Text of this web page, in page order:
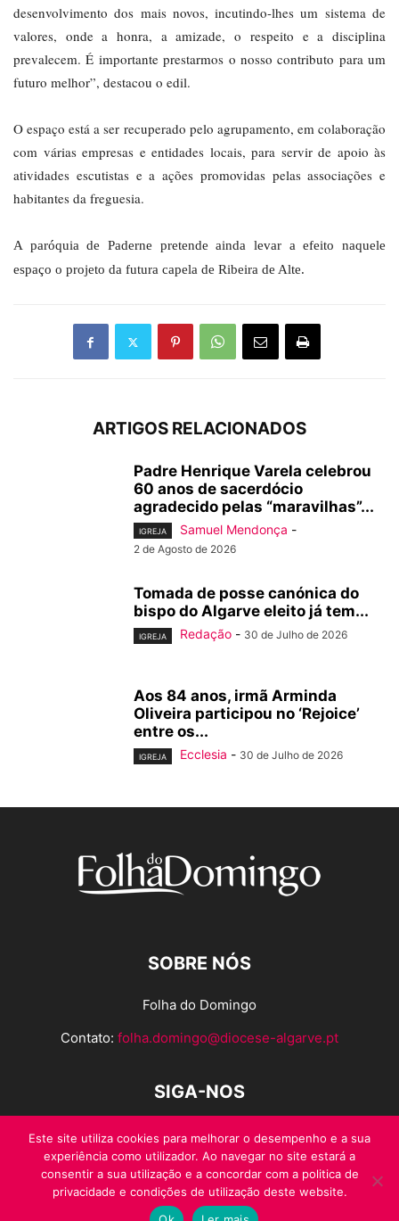
desenvolvimento dos mais novos, incutindo-lhes um sistema de
valores, onde a honra, a amizade, o respeito e a disciplina
prevalecem. É importante prestarmos o nosso contributo para um
futuro melhor”, destacou o edil.
O espaço está a ser recuperado pelo agrupamento, em colaboração
com várias empresas e entidades locais, para servir de apoio às
atividades escutistas e a ações promovidas pelas associações e
habitantes da freguesia.
A paróquia de Paderne pretende ainda levar a efeito naquele
espaço o projeto da futura capela de Ribeira de Alte.
ARTIGOS RELACIONADOS
Padre Henrique Varela celebrou
60 anos de sacerdócio
agradecido pelas “maravilhas”...
IGREJA Samuel Mendonça -
2 de Agosto de 2026
Tomada de posse canónica do
bispo do Algarve eleito já tem...
IGREJA Redação - 30 de Julho de 2026
Aos 84 anos, irmã Arminda
Oliveira participou no ‘Rejoice’
entre os...
IGREJA Ecclesia - 30 de Julho de 2026
SOBRE NÓS
Folha do Domingo
Contato: folha.domingo@diocese-algarve.pt
SIGA-NOS
Este site utiliza cookies para melhorar o desempenho e a sua
experiência como utilizador. Ao navegar no site estará a
consentir a sua utilização e a concordar com a politica de
privacidade e condições de utilização deste website.